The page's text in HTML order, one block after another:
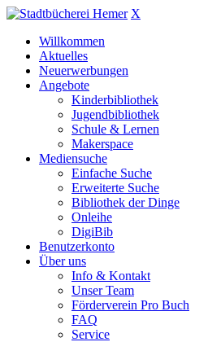
X
Willkommen
Aktuelles
Neuerwerbungen
Angebote
Kinderbibliothek
Jugendbibliothek
Schule & Lernen
Makerspace
Mediensuche
Einfache Suche
Erweiterte Suche
Bibliothek der Dinge
Onleihe
DigiBib
Benutzerkonto
Über uns
Info & Kontakt
Unser Team
Förderverein Pro Buch
FAQ
Service